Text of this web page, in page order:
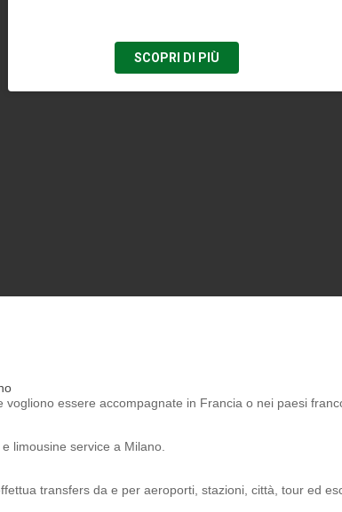
SCOPRI DI PIÙ
essere accompagnate in Francia o nei paesi
limousine service a Milano.
transfers da e per aeroporti, stazioni, città, tour ed